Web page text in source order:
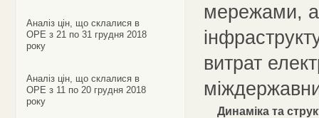
Аналіз цін, що склалися в
ОРЕ з 21 по 31 грудня 2018
року
Аналіз цін, що склалися в
ОРЕ з 11 по 20 грудня 2018
року
мережами,
витрат
Динаміка та